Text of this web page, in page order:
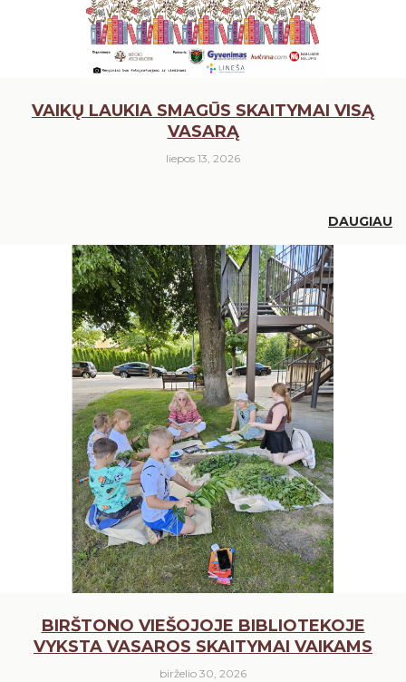
24 25 26 27 28
31
VAIKŲ LAUKIA SMAGŪS SKAITYMAI VISĄ
VASARĄ
liepos 13, 2026
DAUGIAU
BIRŠTONO VIEŠOJOJE BIBLIOTEKOJE
VYKSTA VASAROS SKAITYMAI VAIKAMS
birželio 30, 2026